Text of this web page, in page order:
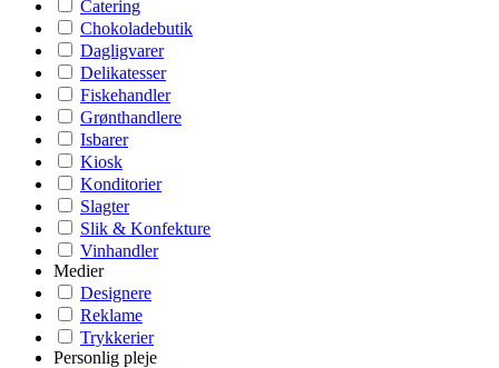
Catering
Chokoladebutik
Dagligvarer
Delikatesser
Fiskehandler
Grønthandlere
Isbarer
Kiosk
Konditorier
Slagter
Slik & Konfekture
Vinhandler
Medier
Designere
Reklame
Trykkerier
Personlig pleje